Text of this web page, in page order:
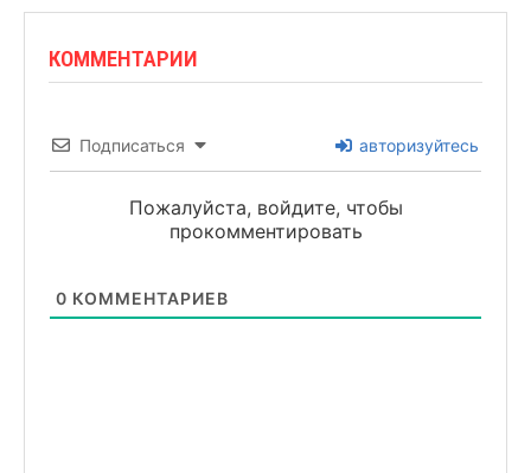
КОММЕНТАРИИ
Подписаться авторизуйтесь
Пожалуйста, войдите, чтобы
прокомментировать
0 КОММЕНТАРИЕВ